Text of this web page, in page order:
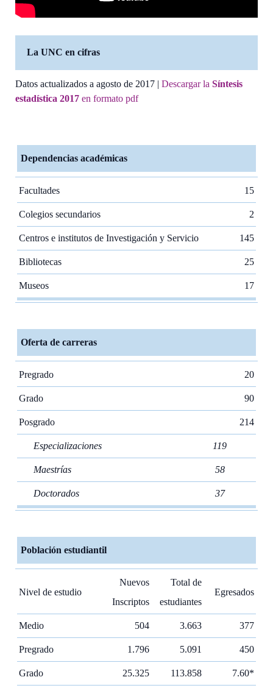
La UNC en cifras
Datos actualizados a agosto de 2017 | Descargar la Síntesis
estadística 2017 en formato pdf
Dependencias académicas
Facultades 15
Colegios secundarios 2
Centros e institutos de Investigación y Servicio 145
Bibliotecas 25
Museos 17
Oferta de carreras
Pregrado 20
Grado 90
Posgrado 214
Especializaciones 119
Maestrías 58
Doctorados 37
Población estudiantil
Nivel de estudio
Nuevos
Inscriptos
Total de
estudiantes
Egresados
Medio 504 3.663 377
Pregrado 1.796 5.091 450
Grado 25.325 113.858 7.60*